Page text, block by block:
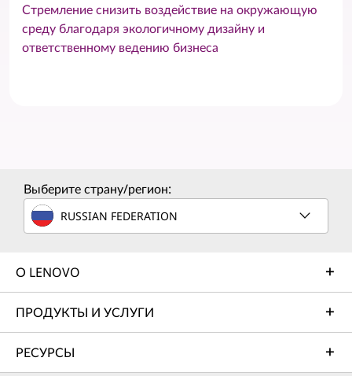
Стремление снизить воздействие на окружающую
среду благодаря экологичному дизайну и
ответственному ведению бизнеса
Выберите страну/регион:
RUSSIAN FEDERATION
О LENOVO
ПРОДУКТЫ И УСЛУГИ
РЕСУРСЫ